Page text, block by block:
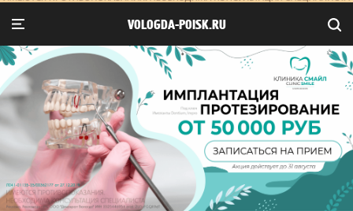
VOLOGDA-POISK.RU